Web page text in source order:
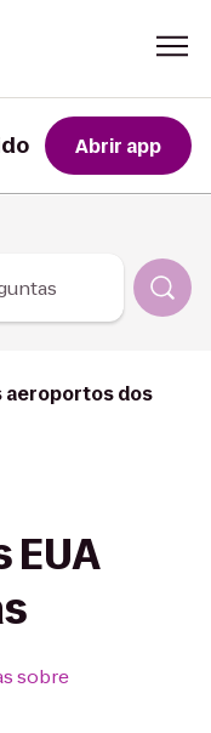
Obtenha
app
Abrir app
aeroportos dos
EUA
sobre